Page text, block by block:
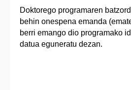
Doktorego programaren
behin onespena emanda
berri emango dio programako
datua eguneratu dezan.